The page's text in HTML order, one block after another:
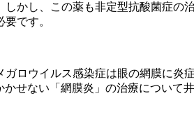
かし、この薬も非定型抗酸菌症の
です。
ロウイルス感染症は眼の網膜に炎
せない「網膜炎」の治療について